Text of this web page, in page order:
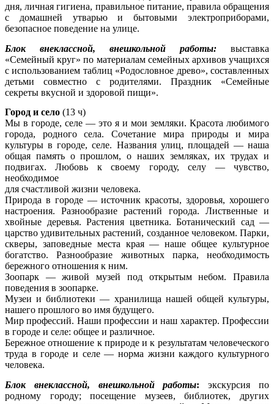
дня, личная гигиена, правильное питание, правила обращения
с домашней утварью и бытовыми электроприборами,
безопасное поведение на улице.
Блок внеклассной, внешкольной работы:
выставка
«Семейный круг» по материалам семейных архивов учащихся
с использованием таблиц «Родословное древо», составленных
детьми совместно с родителями. Праздник «Семейные
секреты вкусной и здоровой пищи».
Город и село (13 ч)
Мы в городе, селе — это я и мои земляки. Красота любимого
города, родного села. Сочетание мира природы и мира
культуры в городе, селе. Названия улиц, площадей — наша
общая память о прошлом, о наших земляках, их трудах и
подвигах. Любовь к своему городу, селу — чувство,
необходимое
для счастливой жизни человека.
Природа в городе — источник красоты, здоровья, хорошего
настроения. Разнообразие растений города. Лиственные и
хвойные деревья. Растения цветника. Ботанический сад —
царство удивительных растений, созданное человеком. Парки,
скверы, заповедные места края — наше общее культурное
богатство. Разнообразие животных парка, необходимость
бережного отношения к ним.
Зоопарк — живой музей под открытым небом. Правила
поведения в зоопарке.
Музеи и библиотеки — хранилища нашей общей культуры,
нашего прошлого во имя будущего.
Мир профессий. Наши профессии и наш характер. Профессии
в городе и селе: общее и различное.
Бережное отношение к природе и к результатам человеческого
труда в городе и селе — норма жизни каждого культурного
человека.
Блок внеклассной, внешкольной работы: экскурсия по
родному городу; посещение музеев, библиотек, других